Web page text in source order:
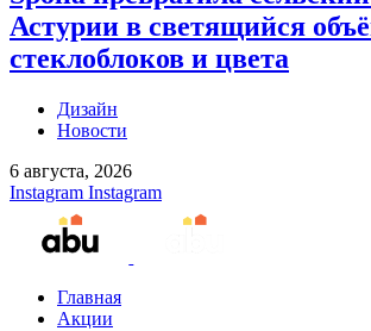
Астурии в светящийся
стеклоблоков и цвета
Дизайн
Новости
6 августа, 2026
Instagram Instagram
Главная
Акции